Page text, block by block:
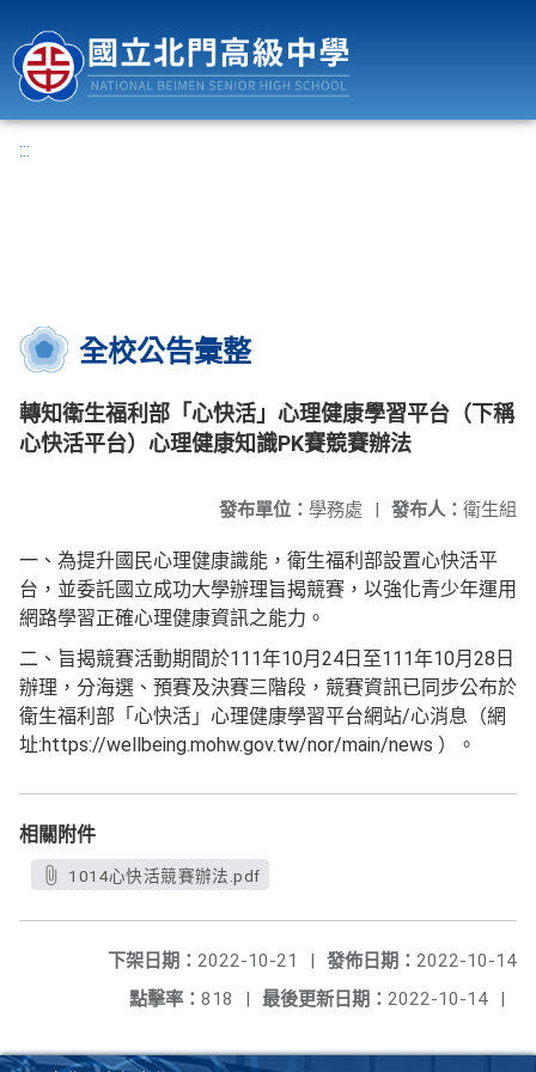
:::
全校公告彙整
轉知衛生福利部「心快活」心理健康學習平台（下稱
心快活平台）心理健康知識PK賽競賽辦法
發布人： 衛生組
發布單位： 學務處 |
一、為提升國民心理健康識能，衛生福利部設置心快活平
台，並委託國立成功大學辦理旨揭競賽，以強化青少年運用
網路學習正確心理健康資訊之能力。
二、旨揭競賽活動期間於111年10月24日至111年10月28日
辦理，分海選、預賽及決賽三階段，競賽資訊已同步公布於
衛生福利部「心快活」心理健康學習平台網站/心消息（網
址:https://wellbeing.mohw.gov.tw/nor/main/news ）。
相關附件
1014心快活競賽辦法.pdf
發佈日期： 2022-10-14
下架日期： 2022-10-21
|
最後更新日期： 2022-10-14 |
點擊率： 818 |